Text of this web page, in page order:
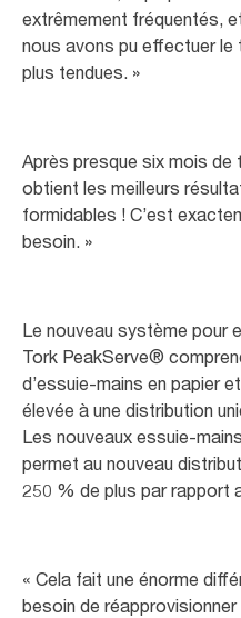
extrêmement fréquentés,
nous avons pu effectuer
plus tendues. »
Après presque six mois
obtient les meilleurs
formidables ! C’est
besoin. »
Le nouveau système pour
Tork PeakServe®
d’essuie-mains en papier
élevée à une distribution
Les nouveaux essuie-
permet au nouveau
250 % de plus par rapport
« Cela fait une énorme
besoin de